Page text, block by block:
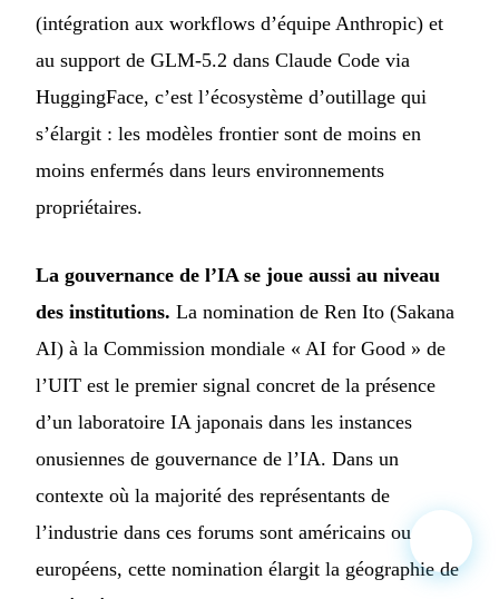
(intégration aux workflows d’équipe Anthropic) et
au support de GLM-5.2 dans Claude Code via
HuggingFace, c’est l’écosystème d’outillage qui
s’élargit : les modèles frontier sont de moins en
moins enfermés dans leurs environnements
propriétaires.
La gouvernance de l’IA se joue aussi au niveau
des institutions. La nomination de Ren Ito (Sakana
AI) à la Commission mondiale « AI for Good » de
l’UIT est le premier signal concret de la présence
d’un laboratoire IA japonais dans les instances
onusiennes de gouvernance de l’IA. Dans un
contexte où la majorité des représentants de
l’industrie dans ces forums sont américains ou
européens, cette nomination élargit la géographie de